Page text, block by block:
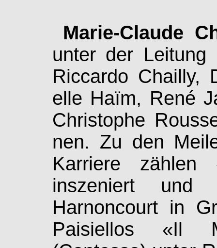
Marie-Claude
unter der Leitung
Riccardo Chailly,
elle Haïm, René
Christophe
nen. Zu den
Karriere zählen
inszeniert und
Harnoncourt in
Paisiellos «Il